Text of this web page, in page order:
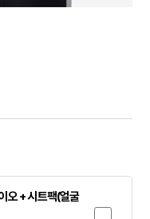
오 + 시트팩(얼굴